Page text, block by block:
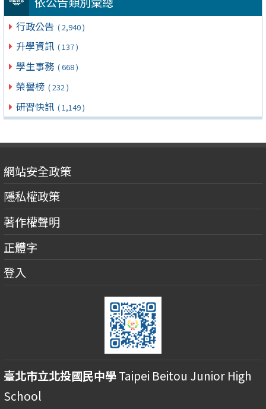
行政公告 ( 2,940 )
升學資訊 ( 137 )
學生事務 ( 668 )
榮譽榜 ( 232 )
研習快訊 ( 1,149 )
網站安全政策
隱私權政策
著作權聲明
正體字
登入
臺北市立北投國民中學Taipei Beitou Junior High
School